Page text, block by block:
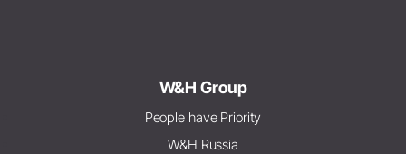
W&H Group
People have Priority
W&H Russia